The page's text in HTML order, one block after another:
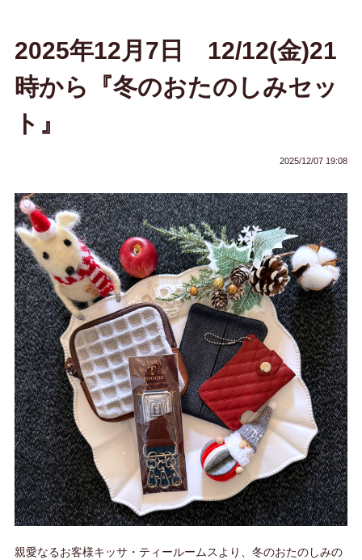
2025年12月7日 12/12(金)21
時から『冬のおたのしみセッ
ト』
2025/12/07 19:08
親愛なるお客様キッサ・ティールームスより、冬のおたのしみの